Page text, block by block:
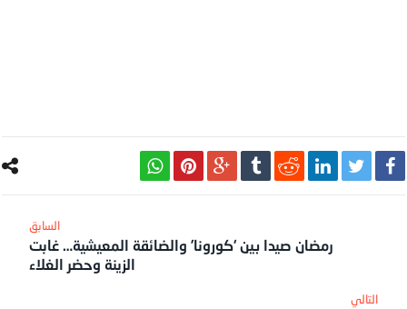
رمضان صيدا بين ‘كورونا’ والضائقة المعيشية… غابت
الزينة وحضر الغلاء
‎التالي